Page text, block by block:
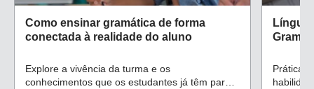
Como ensinar gramática de forma
conectada à realidade do aluno
Explore a vivência da turma e os
conhecimentos que os estudantes já têm para
Língua
Prática